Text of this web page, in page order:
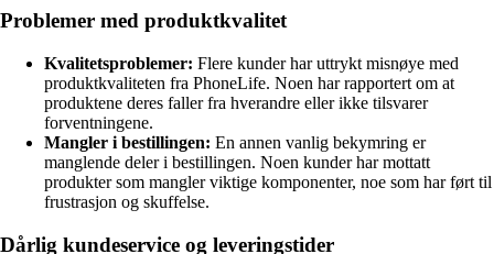
Problemer med produktkvalitet
Kvalitetsproblemer: Flere kunder har uttrykt misnøye med
produktkvaliteten fra PhoneLife. Noen har rapportert om at
produktene deres faller fra hverandre eller ikke tilsvarer
forventningene.
Mangler i bestillingen: En annen vanlig bekymring er
manglende deler i bestillingen. Noen kunder har mottatt
produkter som mangler viktige komponenter, noe som har ført til
frustrasjon og skuffelse.
Dårlig kundeservice og leveringstider